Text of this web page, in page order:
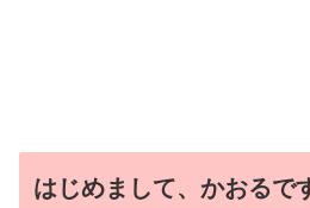
はじめまして、かおるで